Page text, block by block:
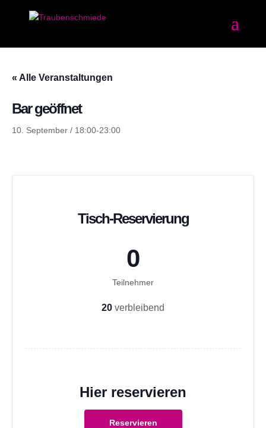
« Alle Veranstaltungen
Bar geöffnet
10. September / 18:00-23:00
Tisch-Reservierung
0
Teilnehmer
20 verbleibend
Hier reservieren
Reservieren